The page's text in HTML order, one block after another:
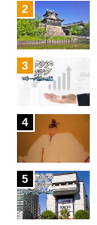
2
3
4
5